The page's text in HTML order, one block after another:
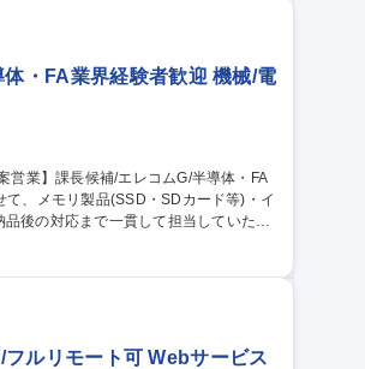
・FA業界経験者歓迎 機械/電
後の対応まで一貫して担当していただ
ルリモート可 Webサービス